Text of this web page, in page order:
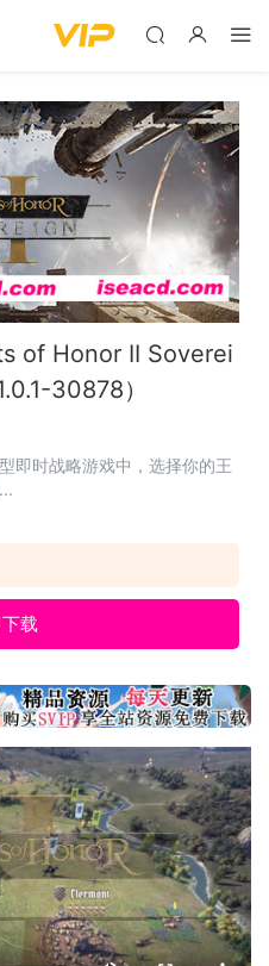
of Honor II Soverei
30878）
即时战略游戏中，选择你的王
载